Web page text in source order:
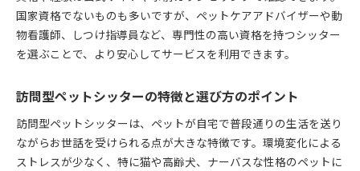
国家資格でないものも多いですが、ペットケアアドバイザーや動
物看護師、しつけ指導員など、専門性の高い資格を持つシッター
を選ぶことで、より安心してサービスを利用できます。
訪問型ペットシッターの特徴と選び方のポイント
訪問型ペットシッターは、ペットが自宅で普段通りの生活を送り
ながらお世話を受けられる点が大きな特徴です。環境変化による
ストレスが少なく、特に猫や高齢犬、ナーバスな性格のペットに